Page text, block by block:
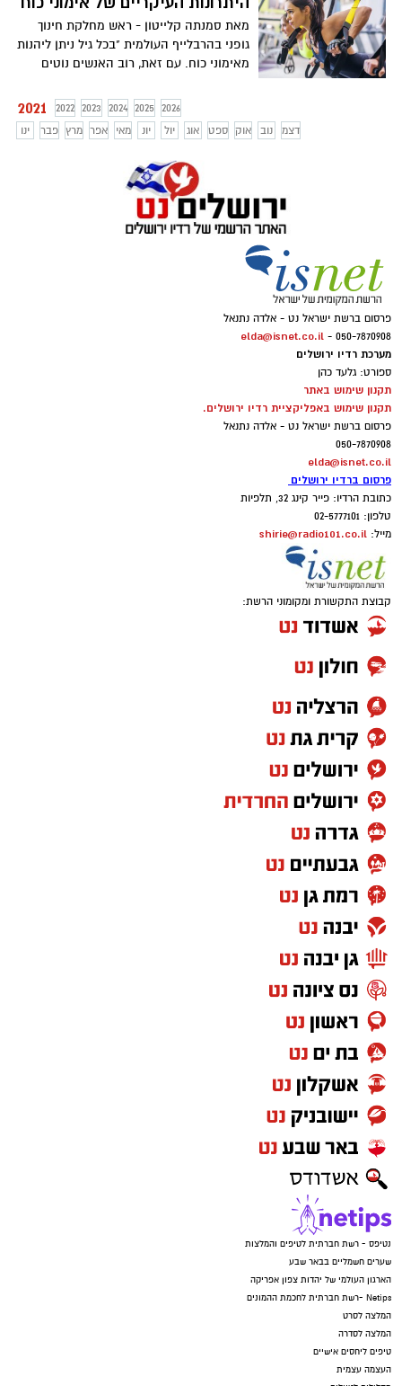
מאת סמנתה קלייטון - ראש מחלקת חינוך
גופני בהרבלייף העולמית "בכל גיל ניתן ליהנות
מאימוני כוח. עם זאת, רוב האנשים נוטים
כפעילות אירובית". אומרת סמנתה קלייטון -
ראש מחלקת חינוך גופני בהרבלייף העולמית.
לפי סקר שנערך בשנת 2018 בארה"ב, כ-53.3
אחוזים מהמבוגרים האמריקאים עמדו
בהמלצות לפעילות גופנית אירובית; כלומר,
בהמלצות לפעילות אירובית משולבת באימוני
כוח.
2021 2022 2023 2024 2025
2026
ינו
פבר מרץ אפר מאי יונ יול אוג ספט אוק נוב דצמ
פרסום ברשת ישראל נט - אלדה נתנאל
050-7870908 -
elda@isnet.co.il
מערכת רדיו ירושלים
ספורט: גלעד כהן
תקנון שימוש באתר
תקנון שימוש באפליקציית רדיו ירושלים.
פרסום ברשת ישראל נט - אלדה נתנאל
050-7870908
elda@isnet.co.il
פרסום ברדיו ירושלים
כתובת הרדיו: פייר קינג 32, תלפיות
טלפון: 02-5777101
מייל: shirie@radio101.co.il
קבוצת התקשורת ומקומוני הרשת:
נטיפס - רשת חברתית לטיפים והמלצות
שערים חשמליים בבאר שבע
הארגון העולמי של יהדות צפון אפריקה
Netips -רשת חברתית לחכמת ההמונים
המלצה לסרט
המלצה לסדרה
טיפים ליחסים אישיים
העצמה עצמית